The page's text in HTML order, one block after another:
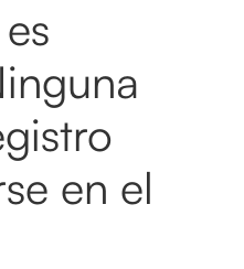
en el